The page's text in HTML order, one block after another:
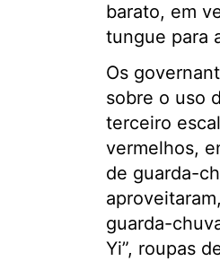
barato, em
tungue para
Os
sobre o uso
terceiro
vermelhos,
de guarda-
guarda-
Yi”, roupas